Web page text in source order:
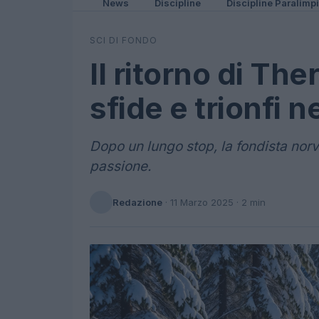
News Discipline Discipline
SCI DI FONDO
Il ritorno di
sfide e trionfi
Dopo un lungo stop, la fondista
passione.
Redazione · 11 Marzo 2025 · 2 min